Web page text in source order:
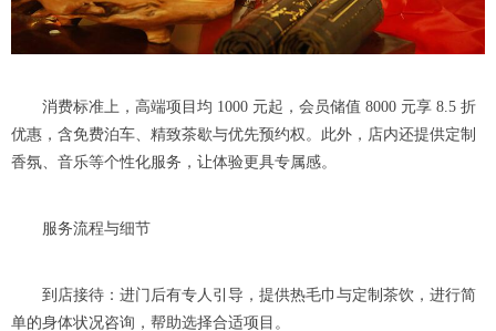
消费标准上，高端项目均 1000 元起，会员储值 8000 元享 8.5 折
优惠，含免费泊车、精致茶歇与优先预约权。此外，店内还提供定制
香氛、音乐等个性化服务，让体验更具专属感。
服务流程与细节
到店接待：进门后有专人引导，提供热毛巾与定制茶饮，进行简
单的身体状况咨询，帮助选择合适项目。